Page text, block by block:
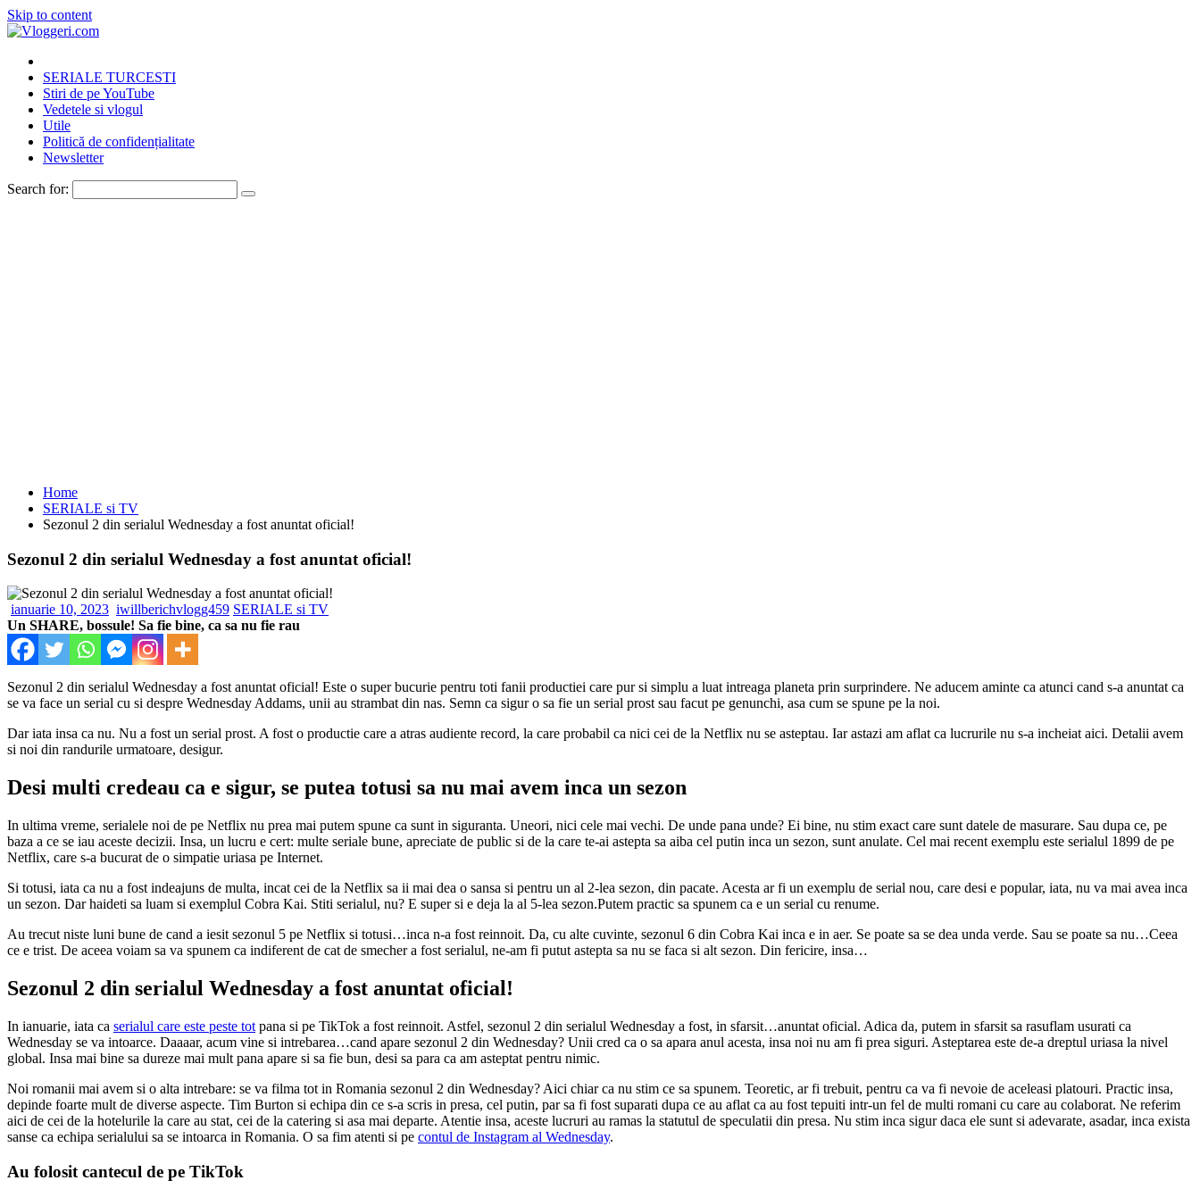
Skip to content
SERIALE TURCESTI
Stiri de pe YouTube
Vedetele si vlogul
Utile
Politică de confidențialitate
Newsletter
Search for:
Home
SERIALE si TV
Sezonul 2 din serialul Wednesday a fost anuntat oficial!
Sezonul 2 din serialul Wednesday a fost anuntat oficial!
ianuarie 10, 2023 iwillberichvlogg459 SERIALE si TV
Un SHARE, bossule! Sa fie bine, ca sa nu fie rau
Sezonul 2 din serialul Wednesday a fost anuntat oficial! Este o super bucurie pentru toti fanii productiei care pur si simplu a luat intreaga planeta prin surprindere. Ne aducem aminte ca atunci cand s-a anuntat ca
se va face un serial cu si despre Wednesday Addams, unii au strambat din nas. Semn ca sigur o sa fie un serial prost sau facut pe genunchi, asa cum se spune pe la noi.
Dar iata insa ca nu. Nu a fost un serial prost. A fost o productie care a atras audiente record, la care probabil ca nici cei de la Netflix nu se asteptau. Iar astazi am aflat ca lucrurile nu s-a incheiat aici. Detalii avem
si noi din randurile urmatoare, desigur.
Desi multi credeau ca e sigur, se putea totusi sa nu mai avem inca un sezon
In ultima vreme, serialele noi de pe Netflix nu prea mai putem spune ca sunt in siguranta. Uneori, nici cele mai vechi. De unde pana unde? Ei bine, nu stim exact care sunt datele de masurare. Sau dupa ce, pe
baza a ce se iau aceste decizii. Insa, un lucru e cert: multe seriale bune, apreciate de public si de la care te-ai astepta sa aiba cel putin inca un sezon, sunt anulate. Cel mai recent exemplu este serialul 1899 de pe
Netflix, care s-a bucurat de o simpatie uriasa pe Internet.
Si totusi, iata ca nu a fost indeajuns de multa, incat cei de la Netflix sa ii mai dea o sansa si pentru un al 2-lea sezon, din pacate. Acesta ar fi un exemplu de serial nou, care desi e popular, iata, nu va mai avea inca
un sezon. Dar haideti sa luam si exemplul Cobra Kai. Stiti serialul, nu? E super si e deja la al 5-lea sezon.Putem practic sa spunem ca e un serial cu renume.
Au trecut niste luni bune de cand a iesit sezonul 5 pe Netflix si totusi…inca n-a fost reinnoit. Da, cu alte cuvinte, sezonul 6 din Cobra Kai inca e in aer. Se poate sa se dea unda verde. Sau se poate sa nu…Ceea
ce e trist. De aceea voiam sa va spunem ca indiferent de cat de smecher a fost serialul, ne-am fi putut astepta sa nu se faca si alt sezon. Din fericire, insa…
Sezonul 2 din serialul Wednesday a fost anuntat oficial!
In ianuarie, iata ca serialul care este peste tot pana si pe TikTok a fost reinnoit. Astfel, sezonul 2 din serialul Wednesday a fost, in sfarsit…anuntat oficial. Adica da, putem in sfarsit sa rasuflam usurati ca
Wednesday se va intoarce. Daaaar, acum vine si intrebarea…cand apare sezonul 2 din Wednesday? Unii cred ca o sa apara anul acesta, insa noi nu am fi prea siguri. Asteptarea este de-a dreptul uriasa la nivel
global. Insa mai bine sa dureze mai mult pana apare si sa fie bun, desi sa para ca am asteptat pentru nimic.
Noi romanii mai avem si o alta intrebare: se va filma tot in Romania sezonul 2 din Wednesday? Aici chiar ca nu stim ce sa spunem. Teoretic, ar fi trebuit, pentru ca va fi nevoie de aceleasi platouri. Practic insa,
depinde foarte mult de diverse aspecte. Tim Burton si echipa din ce s-a scris in presa, cel putin, par sa fi fost suparati dupa ce au aflat ca au fost tepuiti intr-un fel de multi romani cu care au colaborat. Ne referim
aici de cei de la hotelurile la care au stat, cei de la catering si asa mai departe. Atentie insa, aceste lucruri au ramas la statutul de speculatii din presa. Nu stim inca sigur daca ele sunt si adevarate, asadar, inca exista
sanse ca echipa serialului sa se intoarca in Romania. O sa fim atenti si pe contul de Instagram al Wednesday.
Au folosit cantecul de pe TikTok